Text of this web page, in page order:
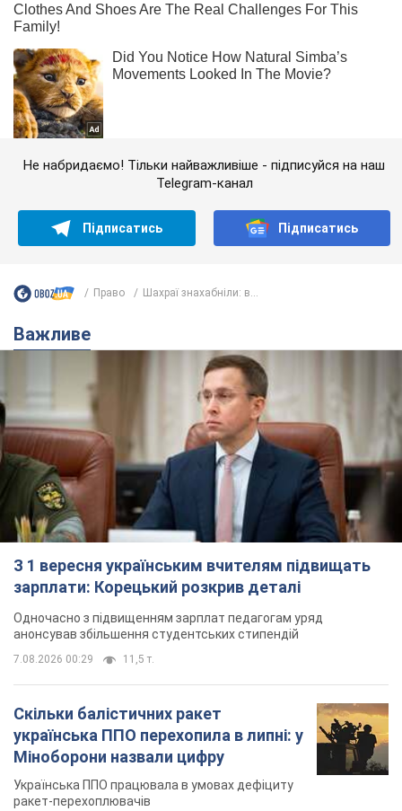
Не набридаємо! Тільки найважливіше - підписуйся на наш
Telegram-канал
Підписатись Підписатись
Право Шахраї знахабніли: в...
Важливе
З 1 вересня українським вчителям підвищать
зарплати: Корецький розкрив деталі
Одночасно з підвищенням зарплат педагогам уряд
анонсував збільшення студентських стипендій
7.08.2026 00:29 11,5 т.
Скільки балістичних ракет
українська ППО перехопила в липні: у
Міноборони назвали цифру
Українська ППО працювала в умовах дефіциту
ракет-перехоплювачів